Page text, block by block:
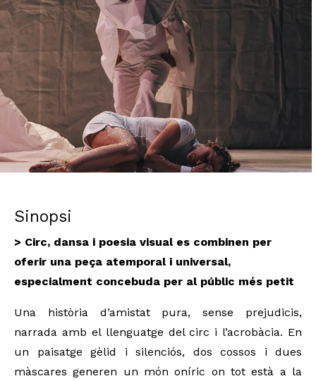
Sinopsi
> Circ, dansa i poesia visual es combinen per
oferir una peça atemporal i universal,
especialment concebuda per al públic més petit
Una història d’amistat pura, sense prejudicis,
narrada amb el llenguatge del circ i l’acrobàcia. En
un paisatge gèlid i silenciós, dos cossos i dues
màscares generen un món oníric on tot està a la